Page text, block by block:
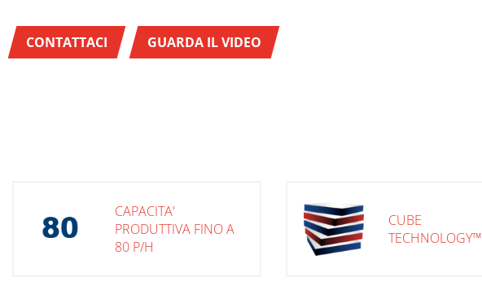
CONTATTACI GUARDA IL VIDEO
CAPACITA'
PRODUTTIVA FINO A
80 P/H
CUBE
TECHNOLOGY™